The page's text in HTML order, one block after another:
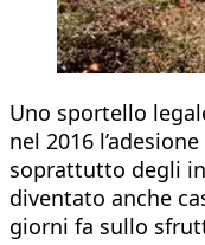
Uno sportello
nel 2016
soprattutto degli
diventato anche
giorni fa sullo